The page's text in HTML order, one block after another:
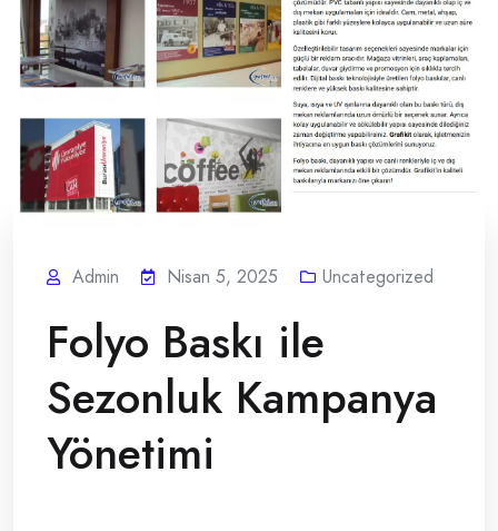
Admin Nisan 5, 2025 Uncategorized
Folyo Baskı ile
Sezonluk Kampanya
Yönetimi